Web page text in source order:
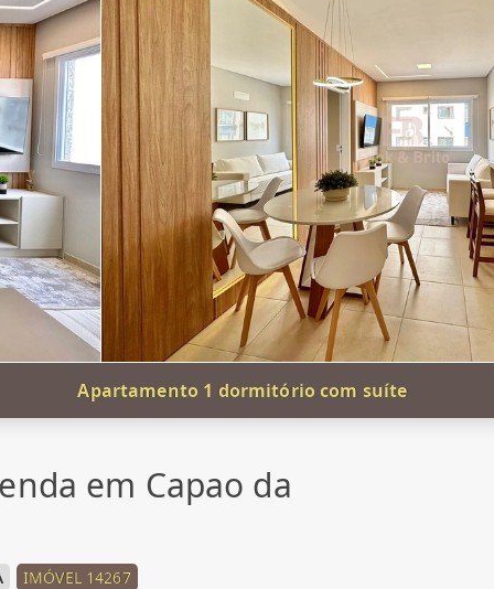
Apartamento 1 dormitório com suíte
em Capao da
IMÓVEL 14267